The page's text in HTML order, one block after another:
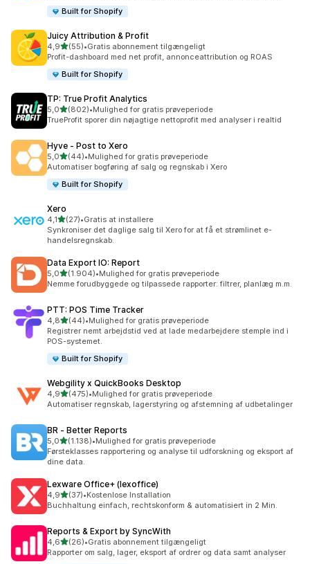
Built for Shopify
Juicy Attribution & Profit
4,9ud af 5 stjerner
(55)
55 anmeldelser i alt
•Gratis abonnement tilgængeligt
Profit-dashboard med net profit, annonceattribution og ROAS
Built for Shopify
TP: True Profit Analytics
5,0ud af 5 stjerner
(802)
802 anmeldelser i alt
•Mulighed for gratis prøveperiode
TrueProfit sporer din nøjagtige nettoprofit med analyser i realtid
Hyve ‑ Post to Xero
5,0ud af 5 stjerner
(44)
44 anmeldelser i alt
•Mulighed for gratis prøveperiode
Automatiser bogføring af salg og regnskab i Xero
Built for Shopify
Xero
4,1ud af 5 stjerner
(27)
27 anmeldelser i alt
•Gratis at installere
Synkroniser det daglige salg til Xero for at få et strømlinet e-
handelsregnskab.
Data Export IO: Report
5,0ud af 5 stjerner
(1.904)
1904 anmeldelser i alt
•Mulighed for gratis prøveperiode
Nemme forudbyggede og tilpassede rapporter: filtrer, planlæg m.m.
PTT: POS Time Tracker
4,8ud af 5 stjerner
(44)
44 anmeldelser i alt
•Mulighed for gratis prøveperiode
Registrer nemt arbejdstid ved at lade medarbejdere stemple ind i
POS-systemet.
Built for Shopify
Webgility x QuickBooks Desktop
4,9ud af 5 stjerner
(475)
475 anmeldelser i alt
•Mulighed for gratis prøveperiode
Automatiser regnskab, lagerstyring og afstemning af udbetalinger
BR ‑ Better Reports
5,0ud af 5 stjerner
(1.138)
1138 anmeldelser i alt
•Mulighed for gratis prøveperiode
Førsteklasses rapportering og analyse til udforskning og eksport af
dine data.
Lexware Office+ (lexoffice)
4,9ud af 5 stjerner
(37)
37 anmeldelser i alt
•Kostenlose Installation
Buchhaltung einfach, rechtskonform & automatisiert in 2 Min.
Reports & Export by SyncWith
4,6ud af 5 stjerner
(26)
26 anmeldelser i alt
•Gratis abonnement tilgængeligt
Rapporter om salg, lager, eksport af ordrer og data samt analyser